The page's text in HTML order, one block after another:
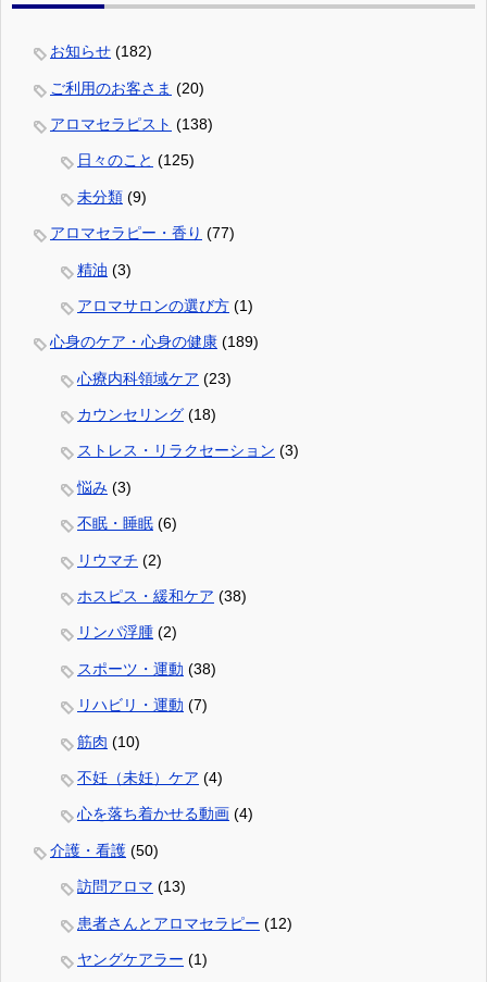
お知らせ (182)
ご利用のお客さま (20)
アロマセラピスト (138)
日々のこと (125)
未分類 (9)
アロマセラピー・香り (77)
精油 (3)
アロマサロンの選び方 (1)
心身のケア・心身の健康 (189)
心療内科領域ケア (23)
カウンセリング (18)
ストレス・リラクセーション (3)
悩み (3)
不眠・睡眠 (6)
リウマチ (2)
ホスピス・緩和ケア (38)
リンパ浮腫 (2)
スポーツ・運動 (38)
リハビリ・運動 (7)
筋肉 (10)
不妊（未妊）ケア (4)
心を落ち着かせる動画 (4)
介護・看護 (50)
訪問アロマ (13)
患者さんとアロマセラピー (12)
ヤングケアラー (1)